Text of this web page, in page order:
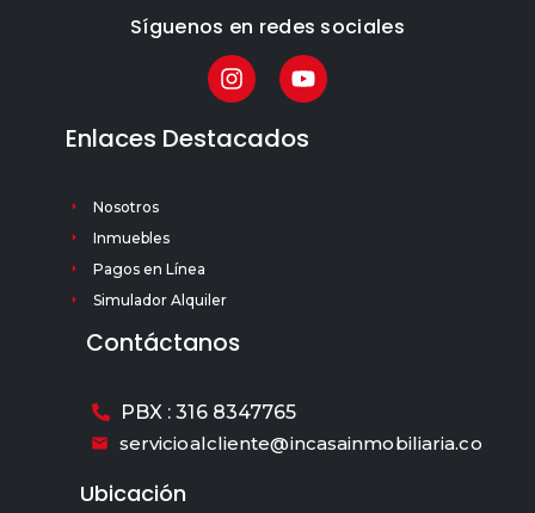
Síguenos en redes sociales
Enlaces Destacados
Nosotros
Inmuebles
Pagos en Línea
Simulador Alquiler
Contáctanos
PBX : 316 8347765
servicioalcliente@incasainmobiliaria.co
Ubicación